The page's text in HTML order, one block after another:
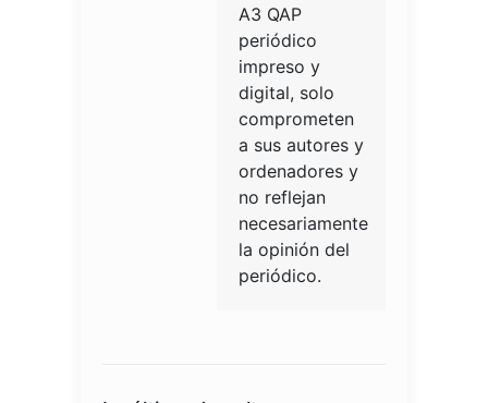
A3 QAP
periódico
impreso y
digital, solo
comprometen
a sus autores y
ordenadores y
no reflejan
necesariamente
la opinión del
periódico.